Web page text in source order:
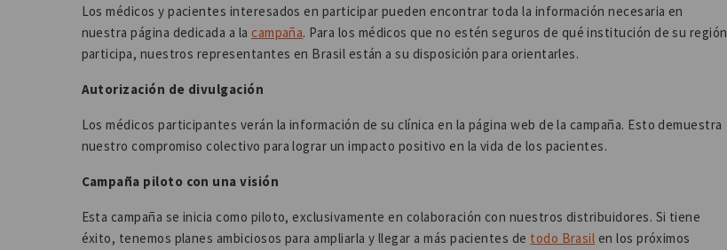
Los médicos y pacientes interesados en participar pueden encontrar toda la información necesaria en
nuestra página dedicada a lacampaña. Para los médicos que no estén seguros de qué institución de su región
participa, nuestros representantes en Brasil están a su disposición para orientarles.
Autorización de divulgación
Los médicos participantes verán la información de su clínica en la página web de la campaña. Esto demuestra
nuestro compromiso colectivo para lograr un impacto positivo en la vida de los pacientes.
Campaña piloto con una visión
Esta campaña se inicia como piloto, exclusivamente en colaboración con nuestros distribuidores. Si tiene
éxito, tenemos planes ambiciosos para ampliarla y llegar a más pacientes de todo Brasil en los próximos